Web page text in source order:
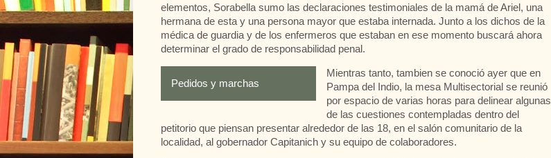
elementos, Sorabella sumo las declaraciones testimoniales de la mamá de Ariel, una
hermana de esta y una persona mayor que estaba internada. Junto a los dichos de la
médica de guardia y de los enfermeros que estaban en ese momento buscará ahora
determinar el grado de responsabilidad penal.
Pedidos y marchas
Mientras tanto, tambien se conoció ayer que en
Pampa del Indio, la mesa Multisectorial se reunió
por espacio de varias horas para delinear algunas
de las cuestiones contempladas dentro del
petitorio que piensan presentar alrededor de las 18, en el salón comunitario de la
localidad, al gobernador Capitanich y su equipo de colaboradores.